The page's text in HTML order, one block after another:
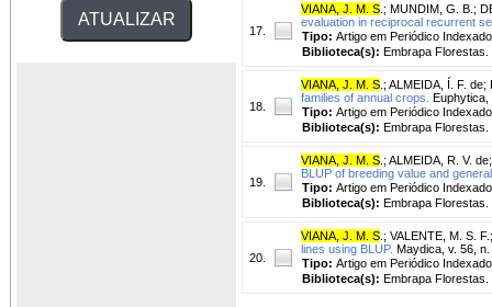
17.
VIANA, J. M. S ; MUNDIM, G. B. ;
evaluation in reciprocal recurrent
Tipo: Artigo em Periódico Indexado
Biblioteca(s): Embrapa Florestas.
18.
VIANA, J. M. S ; ALMEIDA, Í. F. de;
families of annual crops. Euphytica,
Tipo: Artigo em Periódico Indexado
Biblioteca(s): Embrapa Florestas.
19.
VIANA, J. M. S ; ALMEIDA, R. V. de
BLUP of breeding value and
Tipo: Artigo em Periódico Indexado
Biblioteca(s): Embrapa Florestas.
20.
VIANA, J. M. S ; VALENTE, M. S. F.
lines using BLUP. Maydica, v. 56,
Tipo: Artigo em Periódico Indexado
Biblioteca(s): Embrapa Florestas.